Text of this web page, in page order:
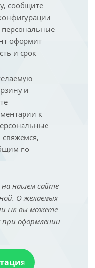
сообщите
оформит
и срок
и
к
по
на нашем сайте
О желаемых
ПК вы можете
оформлении